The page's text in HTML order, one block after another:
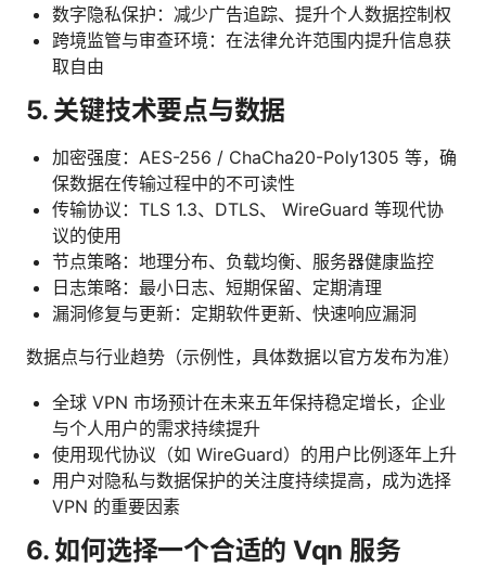
数字隐私保护：减少广告追踪、提升个人数据控制权
跨境监管与审查环境：在法律允许范围内提升信息获
取自由
5. 关键技术要点与数据
加密强度：AES-256 / ChaCha20-Poly1305 等，确
保数据在传输过程中的不可读性
传输协议：TLS 1.3、DTLS、 WireGuard 等现代协
议的使用
节点策略：地理分布、负载均衡、服务器健康监控
日志策略：最小日志、短期保留、定期清理
漏洞修复与更新：定期软件更新、快速响应漏洞
数据点与行业趋势（示例性，具体数据以官方发布为准）
全球 VPN 市场预计在未来五年保持稳定增长，企业
与个人用户的需求持续提升
使用现代协议（如 WireGuard）的用户比例逐年上升
用户对隐私与数据保护的关注度持续提高，成为选择
VPN 的重要因素
6. 如何选择一个合适的 Vqn 服务